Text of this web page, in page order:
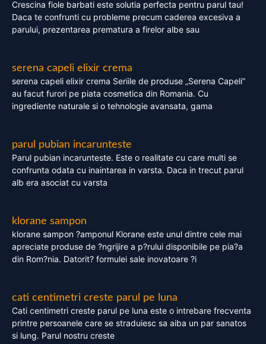
Crescina fiole barbati este solutia perfecta pentru parul tau!
Daca te confrunti cu probleme precum caderea excesiva a
parului, prezentarea prematura a firelor albe sau
serena capeli elixir crema
serena capeli elixir crema Seriile de produse „Serena Capeli”
au facut furori pe piata cosmetica din Romania. Cu
ingrediente naturale si o tehnologie avansata, gama
parul pubian incarunteste
Parul pubian incarunteste. Este o realitate cu care multi se
confrunta odata cu inaintarea in varsta. Daca in trecut parul
alb era asociat cu varsta
klorane sampon
klorane sampon ?amponul Klorane este unul dintre cele mai
apreciate produse de ?ngrijire a p?rului disponibile pe pia?a
din Rom?nia. Datorit? formulei sale inovatoare ?i
cati centimetri creste parul pe luna
Cati centimetri creste parul pe luna este o intrebare frecventa
printre persoanele care se straduiesc sa aiba un par sanatos
si lung. Parul nostru creste